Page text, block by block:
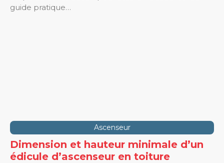
guide pratique…
Ascenseur
Dimension et hauteur minimale d’un
édicule d’ascenseur en toiture